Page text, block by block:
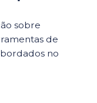
sobre
de
no